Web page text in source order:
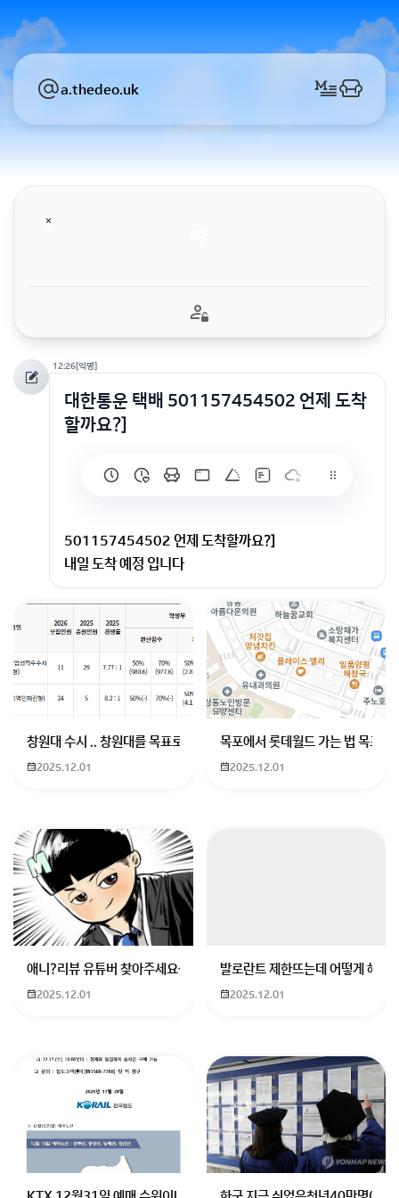
a.thedeo.uk
12:26[익명]
대한통운 택배 501157454502 언제 도착
할까요?]
501157454502 언제 도착할까요?]
내일 도착 예정 입니다
회원가입 혹은 광고 [X]를 누르면 내용이 보입니다
창원대 수시 .. 창원대를 목표로 하고 있는 09년생입니다 지금 제 내신이
2025.12.01
목포에서 롯데월드 가는 법 목포
2025.12.01
애니?리뷰 유튜버 찾아주세요ㅠㅠ 무슨 검정머리 남자 캐릭터에 더빙하
2025.12.01
발로란트 제한뜨는데 어떻게 해야
2025.12.01